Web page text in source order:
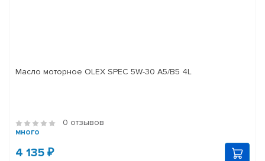
Масло моторное OLEX SPEC 5W-30 A5/B5 4L
0 отзывов
много
4 135 ₽